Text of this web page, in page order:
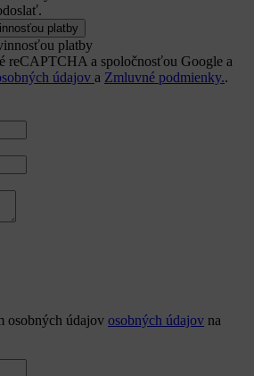
platby
reCAPTCHA a spoločnosťou Google a
údajov a Zmluvné podmienky..
osobných údajov osobných údajov na